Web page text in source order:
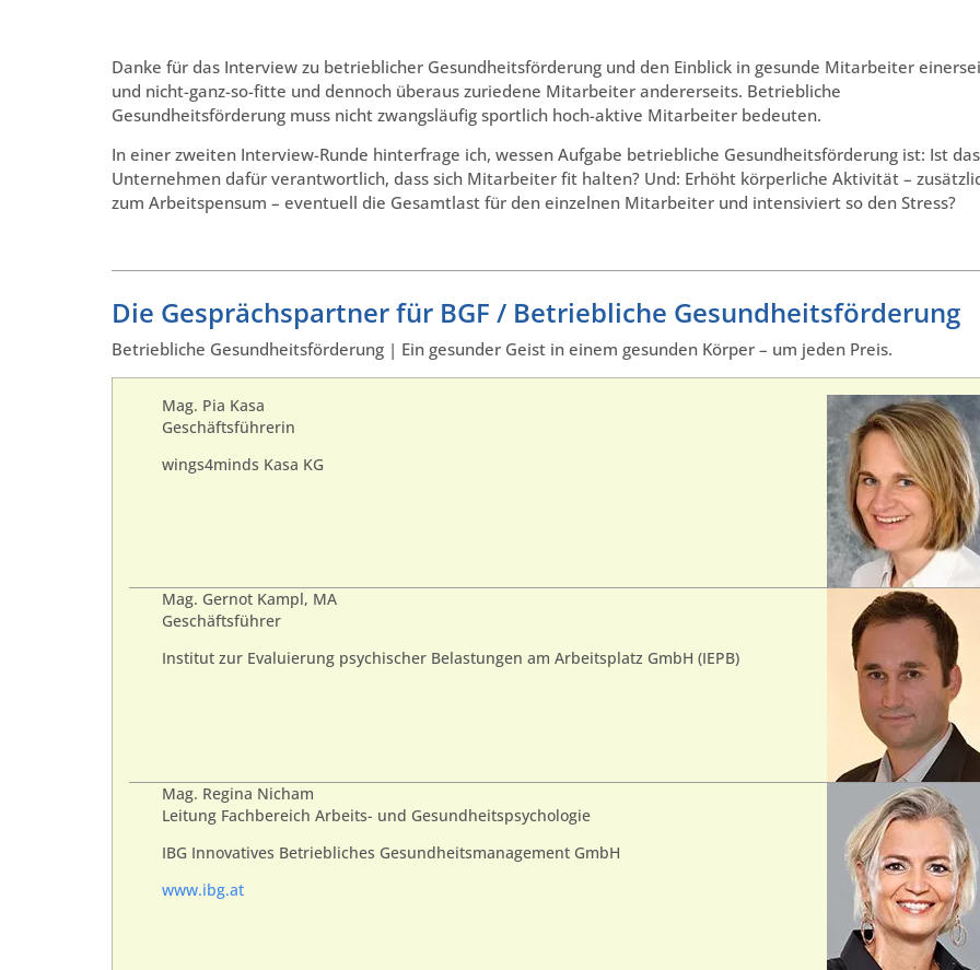
Danke für das Interview zu betrieblicher Gesundheitsförderung und den Einblick in gesunde Mitarbeiter
und nicht-ganz-so-fitte und dennoch überaus zuriedene Mitarbeiter andererseits. Betriebliche
Gesundheitsförderung muss nicht zwangsläufig sportlich hoch-aktive Mitarbeiter bedeuten.
In einer zweiten Interview-Runde hinterfrage ich, wessen Aufgabe betriebliche Gesundheitsförderung ist: Ist das
Unternehmen dafür verantwortlich, dass sich Mitarbeiter fit halten? Und: Erhöht körperliche Aktivität –
zum Arbeitspensum – eventuell die Gesamtlast für den einzelnen Mitarbeiter und intensiviert so den Stress?
Die Gesprächspartner für BGF / Betriebliche Gesundheitsförderung
Betriebliche Gesundheitsförderung | Ein gesunder Geist in einem gesunden Körper – um jeden Preis.
Mag. Pia Kasa
Geschäftsführerin
wings4minds Kasa KG
Mag. Gernot Kampl, MA
Geschäftsführer
Institut zur Evaluierung psychischer Belastungen am Arbeitsplatz GmbH (IEPB)
Mag. Regina Nicham
Leitung Fachbereich Arbeits- und Gesundheitspsychologie
IBG Innovatives Betriebliches Gesundheitsmanagement GmbH
www.ibg.at